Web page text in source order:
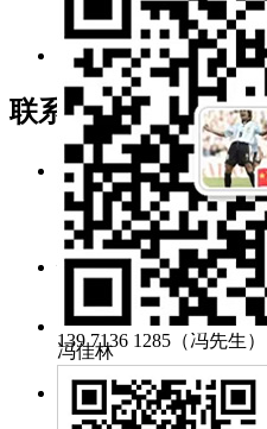
冯佳林
联系我们
电话/传真：
027-60706976/60706977
销售值班：
189 7295 5637（余女士）
139 7136 1285（冯先生）
售后服务：